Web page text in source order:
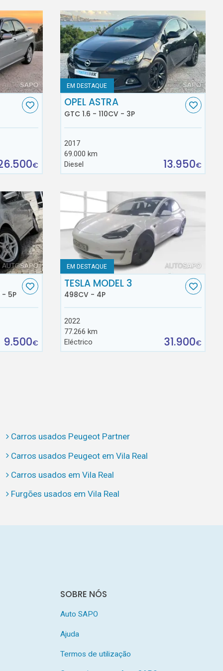
€
EM DESTAQUE
OPEL ASTRA
GTC 1.6 - 110CV - 3P
2017
69.000 km
Diesel
13.950€
- 5P
9.500€
EM DESTAQUE
TESLA MODEL 3
498CV - 4P
2022
77.266 km
Eléctrico
31.900€
Carros usados Peugeot Partner
Carros usados Peugeot em Vila Real
Carros usados em Vila Real
Furgões usados em Vila Real
SOBRE NÓS
Auto SAPO
Ajuda
Termos de utilização